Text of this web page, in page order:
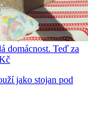
domácnost. Teď za
jako stojan pod